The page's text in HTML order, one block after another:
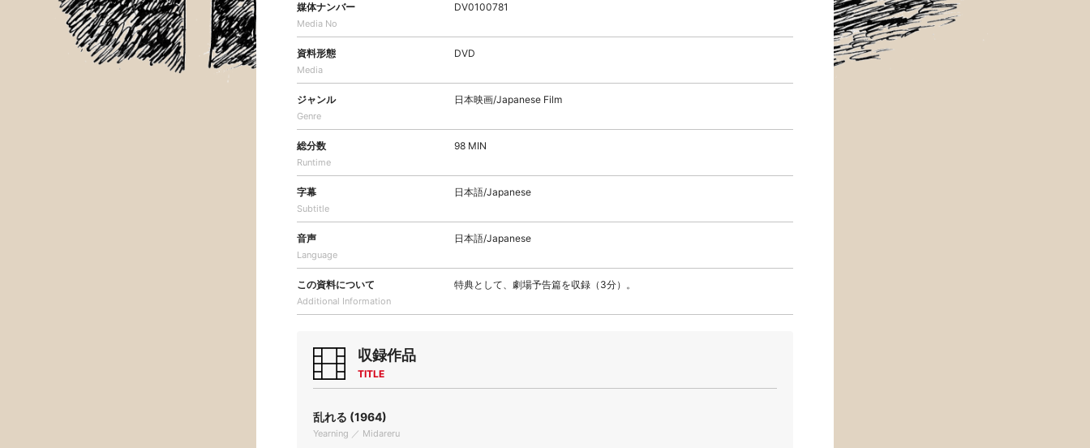
媒体ナンバー
Media No
DV0100781
資料形態
Media
DVD
ジャンル
Genre
日本映画/Japanese Film
総分数
Runtime
98 MIN
字幕
Subtitle
日本語/Japanese
音声
Language
日本語/Japanese
この資料について
Additional Information
特典として、劇場予告篇を収録（3分）。
収録作品
TITLE
乱れる (1964)
Yearning ／ Midareru